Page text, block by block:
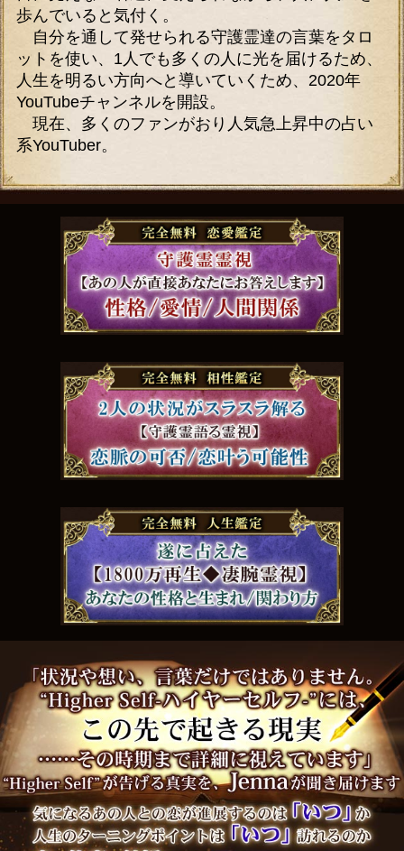
歩んでいると気付く。
自分を通して発せられる守護霊達の言葉をタロ
ットを使い、1人でも多くの人に光を届けるため、
人生を明るい方向へと導いていくため、2020年
YouTubeチャンネルを開設。
現在、多くのファンがおり人気急上昇中の占い
系YouTuber。